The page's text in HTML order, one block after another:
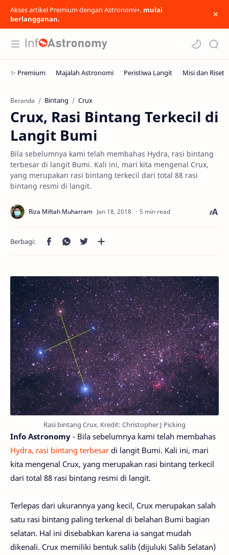
Akses artikel Premium dengan Astronomi+, mulai
berlangganan.
Beranda Bintang Crux
Crux, Rasi Bintang Terkecil di
Langit Bumi
Bila sebelumnya kami telah membahas Hydra, rasi bintang
terbesar di langit Bumi. Kali ini, mari kita mengenal Crux,
yang merupakan rasi bintang terkecil dari total 88 rasi
bintang resmi di langit.
5 min read
Rasi bintang Crux. Kredit: Christopher J Picking
Info Astronomy - Bila sebelumnya kami telah membahas
Hydra, rasi bintang terbesar di langit Bumi. Kali ini, mari
kita mengenal Crux, yang merupakan rasi bintang terkecil
dari total 88 rasi bintang resmi di langit.
Terlepas dari ukurannya yang kecil, Crux merupakan salah
satu rasi bintang paling terkenal di belahan Bumi bagian
selatan. Hal ini disebabkan karena ia sangat mudah
dikenali. Crux memiliki bentuk salib (dijuluki Salib Selatan)